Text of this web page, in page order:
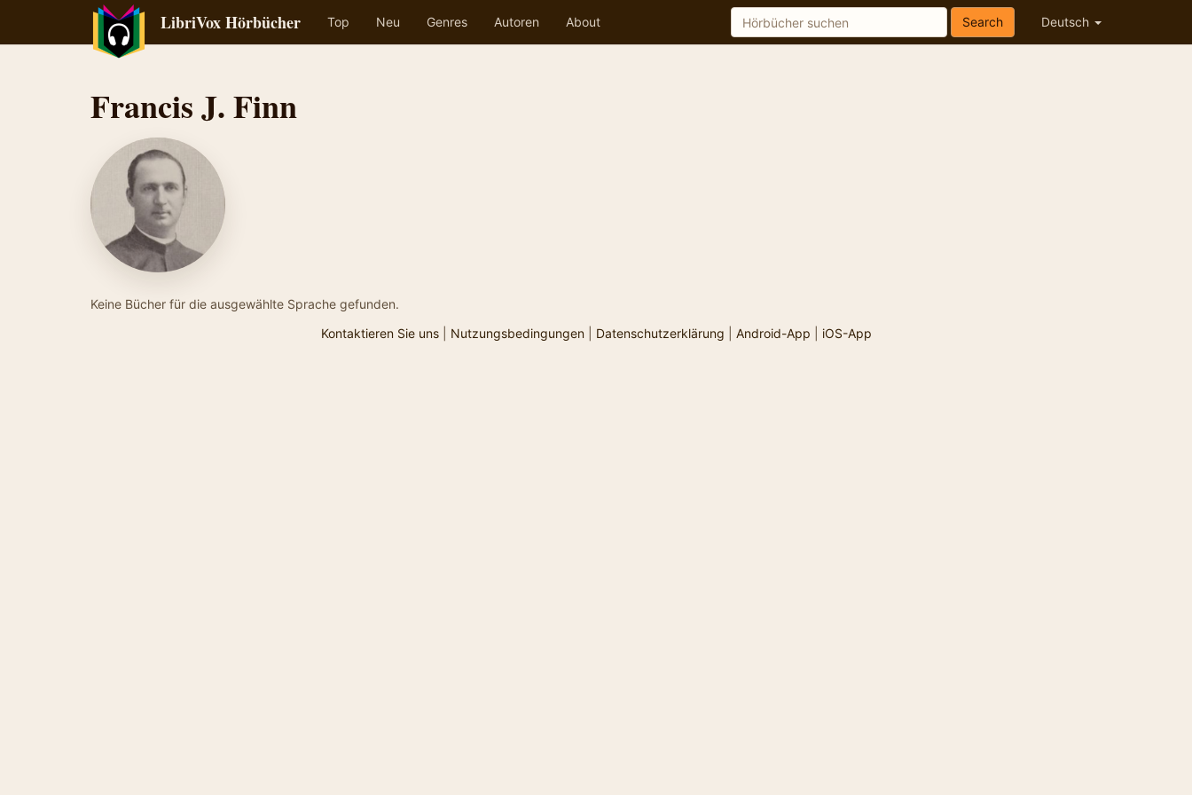
LibriVox Hörbücher Top Neu Genres Autoren About Deutsch
Search
Francis J. Finn
Keine Bücher für die ausgewählte Sprache gefunden.
Kontaktieren Sie uns| Nutzungsbedingungen| Datenschutzerklärung Android-App iOS-App